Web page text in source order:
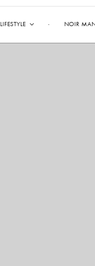
LIFESTYLE NOIR